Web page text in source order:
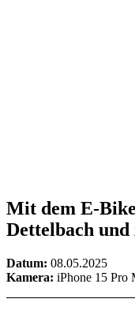
Mit dem E-
Dettelbach
Datum: 08.05.2025
Kamera: iPhone 15 Pro